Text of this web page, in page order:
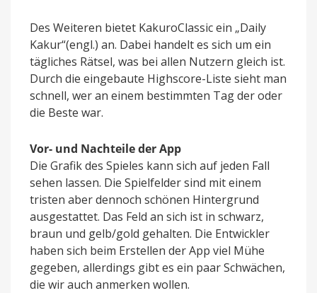
Des Weiteren bietet KakuroClassic ein „Daily
Kakur“(engl.) an. Dabei handelt es sich um ein
tägliches Rätsel, was bei allen Nutzern gleich ist.
Durch die eingebaute Highscore-Liste sieht man
schnell, wer an einem bestimmten Tag der oder
die Beste war.
Vor- und Nachteile der App
Die Grafik des Spieles kann sich auf jeden Fall
sehen lassen. Die Spielfelder sind mit einem
tristen aber dennoch schönen Hintergrund
ausgestattet. Das Feld an sich ist in schwarz,
braun und gelb/gold gehalten. Die Entwickler
haben sich beim Erstellen der App viel Mühe
gegeben, allerdings gibt es ein paar Schwächen,
die wir auch anmerken wollen.